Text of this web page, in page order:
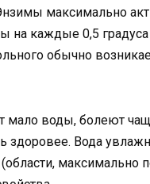
максимально
на каждые 0,5
обычно
мало воды, болеют
здоровее. Вода
максимально